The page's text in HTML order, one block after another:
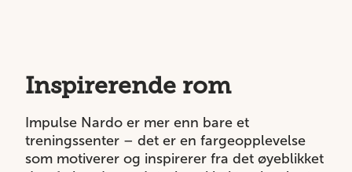
Inspirerende rom
Impulse Nardo er mer enn bare et
treningssenter – det er en fargeopplevelse
som motiverer og inspirerer fra det øyeblikket